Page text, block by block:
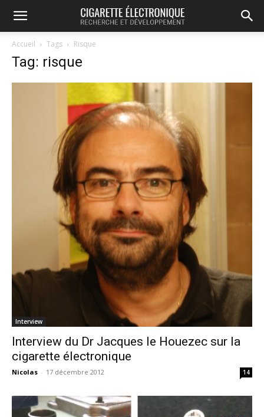
Accueil Tags Risque
Tag: risque
Interview
Interview du Dr Jacques le Houezec sur la
cigarette électronique
Nicolas - 17 décembre 2012 14